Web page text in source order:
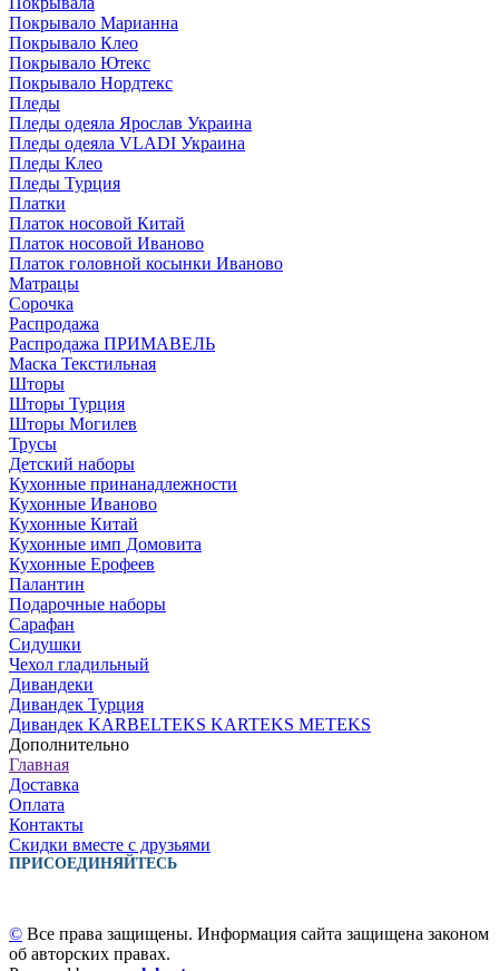
Покрывало Марианна
Покрывало Клео
Покрывало Ютекс
Покрывало Нордтекс
Пледы
Пледы одеяла Ярослав Украина
Пледы одеяла VLADI Украина
Пледы Клео
Пледы Турция
Платки
Платок носовой Китай
Платок носовой Иваново
Платок головной косынки Иваново
Матрацы
Сорочка
Распродажа
Распродажа ПРИМАВЕЛЬ
Маска Текстильная
Шторы
Шторы Турция
Шторы Могилев
Трусы
Детский наборы
Кухонные принанадлежности
Кухонные Иваново
Кухонные Китай
Кухонные имп Домовита
Кухонные Ерофеев
Палантин
Подарочные наборы
Сарафан
Сидушки
Чехол гладильный
Дивандеки
Дивандек Турция
Дивандек KARBELTEKS KARTEKS METEKS
Дополнительно
Главная
Доставка
Оплата
Контакты
Скидки вместе с друзьями
ПРИСОЕДИНЯЙТЕСЬ
© Все права защищены. Информация сайта защищена законом
об авторских правах.